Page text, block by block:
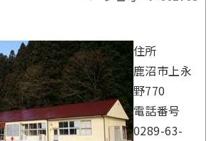
住所
鹿沼市上永
野770
電話番号
0289-63-